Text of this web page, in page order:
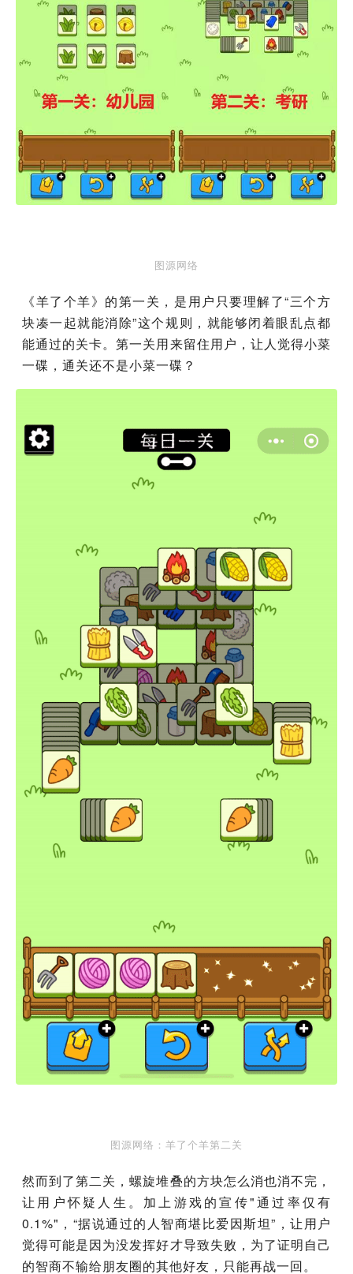
图源网络
《羊了个羊》的第一关，是用户只要理解了“三个方
块凑一起就能消除”这个规则，就能够闭着眼乱点都
能通过的关卡。第一关用来留住用户，让人觉得小菜
一碟，通关还不是小菜一碟？
图源网络：羊了个羊第二关
然而到了第二关，螺旋堆叠的方块怎么消也消不完，
让用户怀疑人生。加上游戏的宣传"通过率仅有
0.1%"，“据说通过的人智商堪比爱因斯坦”，让用户
觉得可能是因为没发挥好才导致失败，为了证明自己
的智商不输给朋友圈的其他好友，只能再战一回。